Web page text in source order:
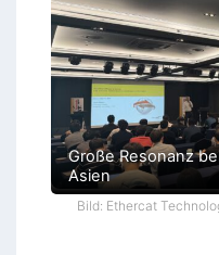
Große Resonanz
Asien
Bild: Ethercat